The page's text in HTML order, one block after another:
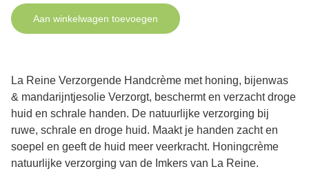
Aan winkelwagen toevoegen
La Reine Verzorgende Handcrème met honing, bijenwas
& mandarijntjesolie Verzorgt, beschermt en verzacht droge
huid en schrale handen. De natuurlijke verzorging bij
ruwe, schrale en droge huid. Maakt je handen zacht en
soepel en geeft de huid meer veerkracht. Honingcrème
natuurlijke verzorging van de Imkers van La Reine.